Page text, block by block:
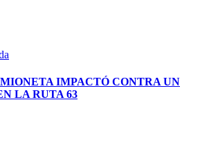
IMPACTÓ CONTRA UN
LA RUTA 63